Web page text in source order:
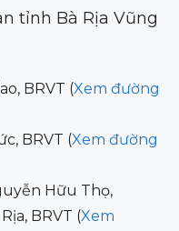
tỉnh Bà Rịa Vũng
BRVT (Xem đường
BRVT (Xem đường
Hữu Thọ,
BRVT (Xem